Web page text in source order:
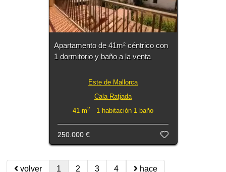
Apartamento de 41m² céntrico con
1 dormitorio y baño a la venta
Este de Mallorca
Cala Ratjada
41 m2 1 habitación 1 baño
250.000 €
volver 1 2 3 4 hace